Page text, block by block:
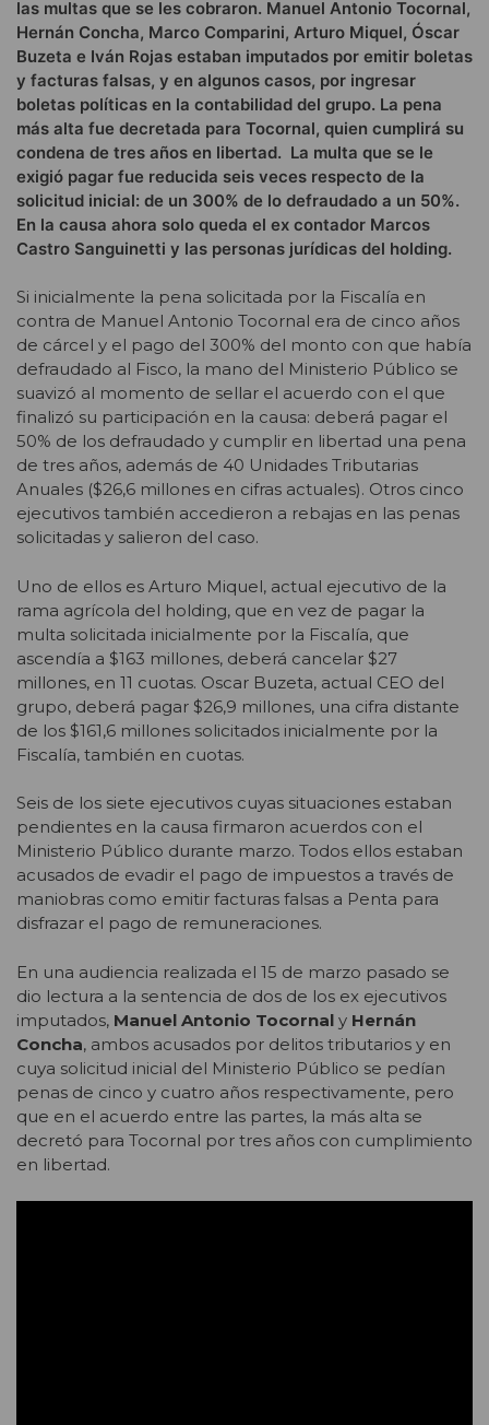
las multas que se les cobraron. Manuel Antonio Tocornal,
Hernán Concha, Marco Comparini, Arturo Miquel, Óscar
Buzeta e Iván Rojas estaban imputados por emitir boletas
y facturas falsas, y en algunos casos, por ingresar
boletas políticas en la contabilidad del grupo. La pena
más alta fue decretada para Tocornal, quien cumplirá su
condena de tres años en libertad. La multa que se le
exigió pagar fue reducida seis veces respecto de la
solicitud inicial: de un 300% de lo defraudado a un 50%.
En la causa ahora solo queda el ex contador Marcos
Castro Sanguinetti y las personas jurídicas del holding.
Si inicialmente la pena solicitada por la Fiscalía en
contra de Manuel Antonio Tocornal era de cinco años
de cárcel y el pago del 300% del monto con que había
defraudado al Fisco, la mano del Ministerio Público se
suavizó al momento de sellar el acuerdo con el que
finalizó su participación en la causa: deberá pagar el
50% de los defraudado y cumplir en libertad una pena
de tres años, además de 40 Unidades Tributarias
Anuales ($26,6 millones en cifras actuales). Otros cinco
ejecutivos también accedieron a rebajas en las penas
solicitadas y salieron del caso.
Uno de ellos es Arturo Miquel, actual ejecutivo de la
rama agrícola del holding, que en vez de pagar la
multa solicitada inicialmente por la Fiscalía, que
ascendía a $163 millones, deberá cancelar $27
millones, en 11 cuotas. Oscar Buzeta, actual CEO del
grupo, deberá pagar $26,9 millones, una cifra distante
de los $161,6 millones solicitados inicialmente por la
Fiscalía, también en cuotas.
Seis de los siete ejecutivos cuyas situaciones estaban
pendientes en la causa firmaron acuerdos con el
Ministerio Público durante marzo. Todos ellos estaban
acusados de evadir el pago de impuestos a través de
maniobras como emitir facturas falsas a Penta para
disfrazar el pago de remuneraciones.
En una audiencia realizada el 15 de marzo pasado se
dio lectura a la sentencia de dos de los ex ejecutivos
imputados, Manuel Antonio Tocornal y Hernán
Concha, ambos acusados por delitos tributarios y en
cuya solicitud inicial del Ministerio Público se pedían
penas de cinco y cuatro años respectivamente, pero
que en el acuerdo entre las partes, la más alta se
decretó para Tocornal por tres años con cumplimiento
en libertad.